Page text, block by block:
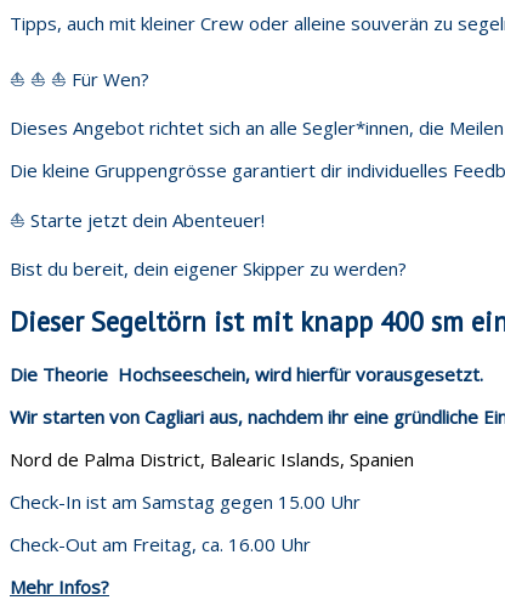
Tipps, auch mit kleiner Crew oder alleine souverän zu
⛵️ ⛵️ ⛵️ Für Wen?
Dieses Angebot richtet sich an alle Segler*innen, die
Die kleine Gruppengrösse garantiert dir individuelles
⛵️ Starte jetzt dein Abenteuer!
Bist du bereit, dein eigener Skipper zu werden?
Dieser Segeltörn ist mit knapp 400 sm
Die Theorie Hochseeschein, wird hierfür vorausgesetzt.
Wir starten von Cagliari aus, nachdem ihr eine gründliche
Nord de Palma District, Balearic Islands, Spanien
Check-In ist am Samstag gegen 15.00 Uhr
Check-Out am Freitag, ca. 16.00 Uhr
Mehr Infos?